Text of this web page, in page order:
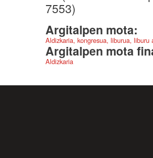
7553)
Argitalpen mota:
Aldizkaria, kongresua, liburua,
Argitalpen mota
Aldizkaria